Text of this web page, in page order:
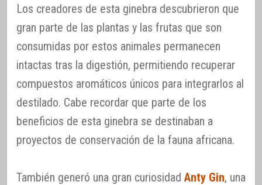
Los creadores de esta ginebra descubrieron que
gran parte de las plantas y las frutas que son
consumidas por estos animales permanecen
intactas tras la digestión, permitiendo recuperar
compuestos aromáticos únicos para integrarlos al
destilado. Cabe recordar que parte de los
beneficios de esta ginebra se destinaban a
proyectos de conservación de la fauna africana.
También generó una gran curiosidad Anty Gin, una